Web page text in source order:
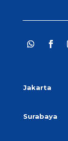
Jakarta
Surabaya